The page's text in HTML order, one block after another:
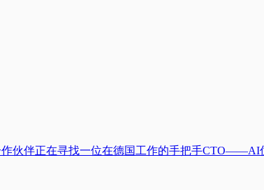
伙伴正在寻找一位在德国工作的手把手CTO——AI